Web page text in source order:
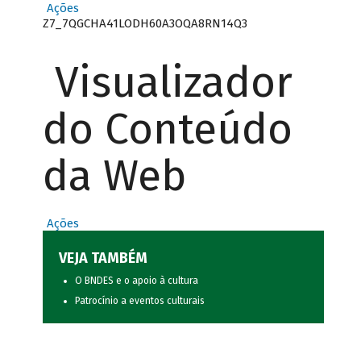
Ações
Z7_7QGCHA41LODH60A3OQA8RN14Q3
Visualizador
do Conteúdo
da Web
Ações
VEJA TAMBÉM
O BNDES e o apoio à cultura
Patrocínio a eventos culturais